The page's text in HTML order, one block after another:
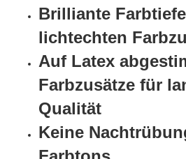
Brilliante
lichtechten
Auf Latex
Farbzusätze für
Qualität
Keine